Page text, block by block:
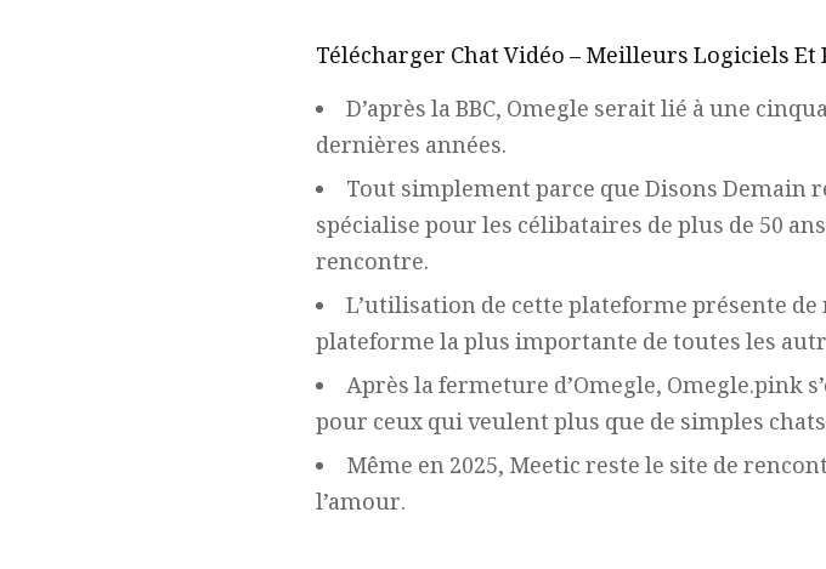
Télécharger Chat Vidéo – Meilleurs Logiciels Et
D’après la BBC, Omegle serait lié à une
dernières années.
Tout simplement parce que Disons Demain
spécialise pour les célibataires de plus de 50
rencontre.
L’utilisation de cette plateforme présente
plateforme la plus importante de toutes les
Après la fermeture d’Omegle, Omegle.pink
pour ceux qui veulent plus que de simples
Même en 2025, Meetic reste le site de
l’amour.